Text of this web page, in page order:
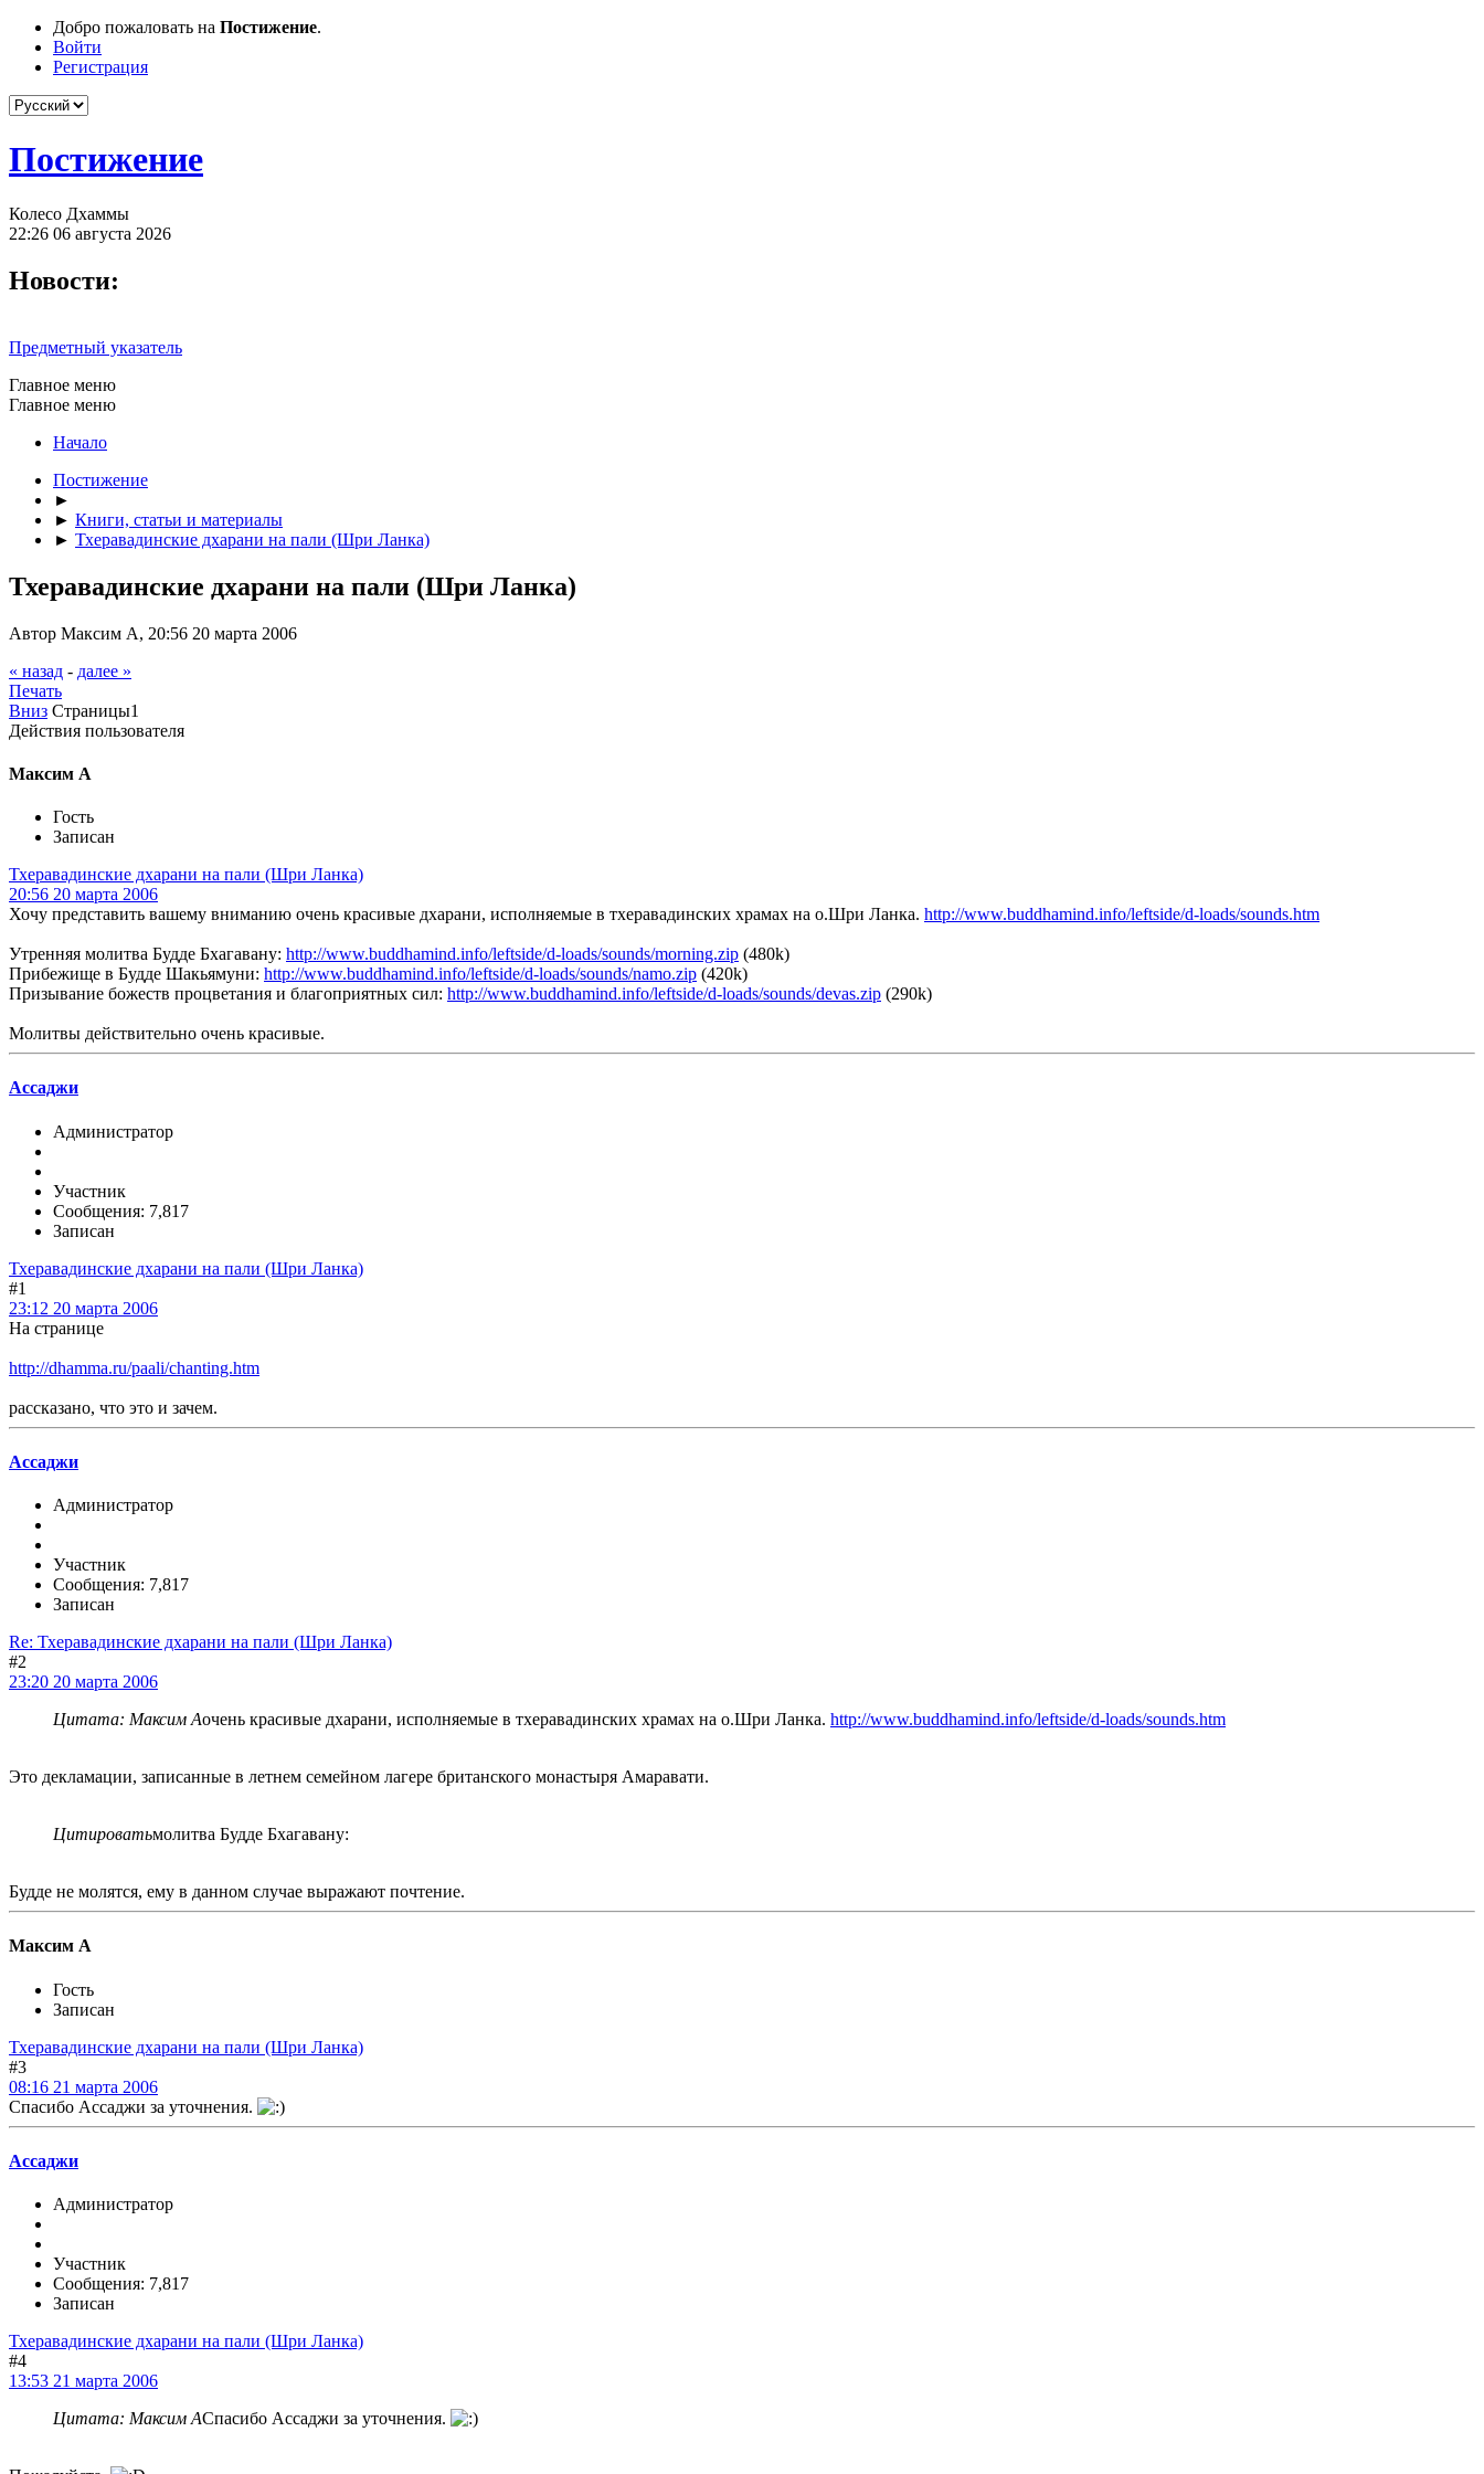
Добро пожаловать на Постижение.
Войти
Регистрация
Постижение
Колесо Дхаммы
22:26 06 августа 2026
Новости:
Предметный указатель
Главное меню
Главное меню
Начало
Постижение
►
► Книги, статьи и материалы
► Тхеравадинские дхарани на пали (Шри Ланка)
Тхеравадинские дхарани на пали (Шри Ланка)
Автор Максим А, 20:56 20 марта 2006
« назад - далее »
Печать
Вниз Страницы1
Действия пользователя
Максим А
Гость
Записан
Тхеравадинские дхарани на пали (Шри Ланка)
20:56 20 марта 2006
Хочу представить вашему вниманию очень красивые дхарани, исполняемые в тхеравадинских храмах на о.Шри Ланка. http://www.buddhamind.info/leftside/d-loads/sounds.htm
Утренняя молитва Будде Бхагавану: http://www.buddhamind.info/leftside/d-loads/sounds/morning.zip (480k)
Прибежище в Будде Шакьямуни: http://www.buddhamind.info/leftside/d-loads/sounds/namo.zip (420k)
Призывание божеств процветания и благоприятных сил: http://www.buddhamind.info/leftside/d-loads/sounds/devas.zip (290k)
Молитвы действительно очень красивые.
Ассаджи
Администратор
Участник
Сообщения: 7,817
Записан
Тхеравадинские дхарани на пали (Шри Ланка)
#1
23:12 20 марта 2006
На странице
http://dhamma.ru/paali/chanting.htm
рассказано, что это и зачем.
Ассаджи
Администратор
Участник
Сообщения: 7,817
Записан
Re: Тхеравадинские дхарани на пали (Шри Ланка)
#2
23:20 20 марта 2006
Цитата: Максим Аочень красивые дхарани, исполняемые в тхеравадинских храмах на о.Шри Ланка. http://www.buddhamind.info/leftside/d-loads/sounds.htm
Это декламации, записанные в летнем семейном лагере британского монастыря Амаравати.
Цитироватьмолитва Будде Бхагавану:
Будде не молятся, ему в данном случае выражают почтение.
Максим А
Гость
Записан
Тхеравадинские дхарани на пали (Шри Ланка)
#3
08:16 21 марта 2006
Спасибо Ассаджи за уточнения.
Ассаджи
Администратор
Участник
Сообщения: 7,817
Записан
Тхеравадинские дхарани на пали (Шри Ланка)
#4
13:53 21 марта 2006
Цитата: Максим АСпасибо Ассаджи за уточнения.